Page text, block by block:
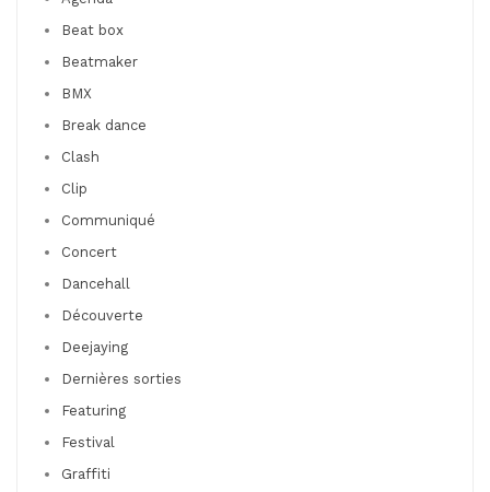
Beat box
Beatmaker
BMX
Break dance
Clash
Clip
Communiqué
Concert
Dancehall
Découverte
Deejaying
Dernières sorties
Featuring
Festival
Graffiti